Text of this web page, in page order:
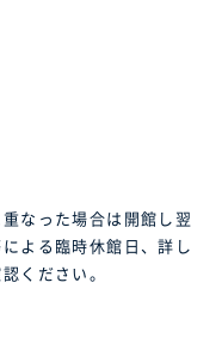
なった場合は開館し翌
よる臨時休館日、詳し
ください。